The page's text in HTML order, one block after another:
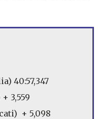
40:57,347
3,559
+ 5,098